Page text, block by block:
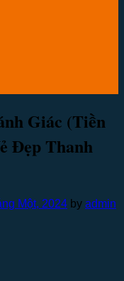
Giác (Tiền
Đẹp Thanh
Một, 2024 by admin